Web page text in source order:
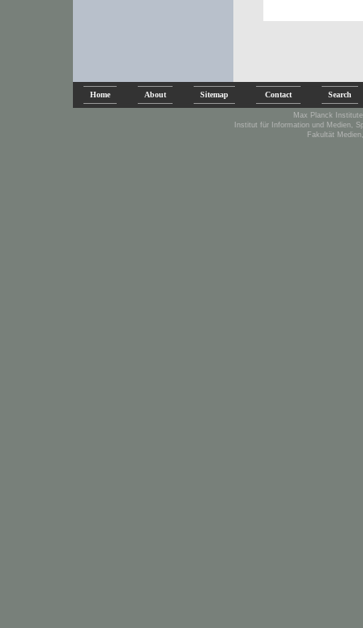
Home About Sitemap Contact Search
Max Planck
Institut für Information und Medien,
Fakultät